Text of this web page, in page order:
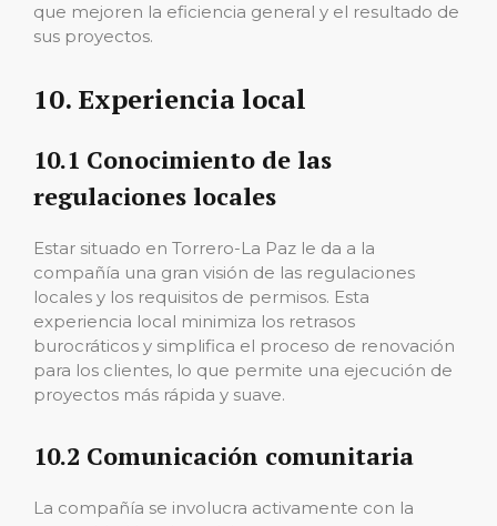
que mejoren la eficiencia general y el resultado de
sus proyectos.
10. Experiencia local
10.1 Conocimiento de las
regulaciones locales
Estar situado en Torrero-La Paz le da a la
compañía una gran visión de las regulaciones
locales y los requisitos de permisos. Esta
experiencia local minimiza los retrasos
burocráticos y simplifica el proceso de renovación
para los clientes, lo que permite una ejecución de
proyectos más rápida y suave.
10.2 Comunicación comunitaria
La compañía se involucra activamente con la